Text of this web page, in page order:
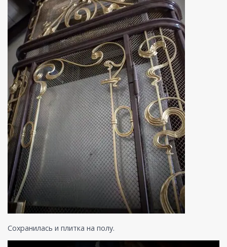
Сохранилась и плитка на полу.